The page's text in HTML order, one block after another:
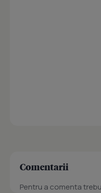
Comentarii
Pentru a comenta